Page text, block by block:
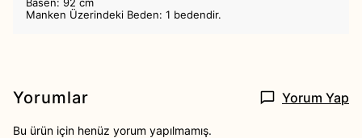
Manken Üzerindeki Beden: 1 bedendir.
Yorumlar Yorum Yap
Bu ürün için henüz yorum yapılmamış.